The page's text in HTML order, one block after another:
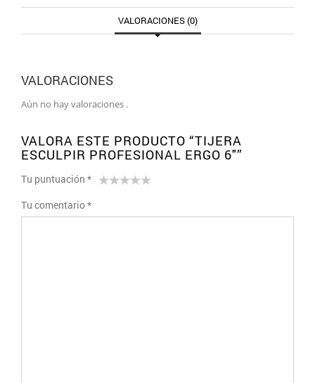
VALORACIONES (0)
VALORACIONES
Aún no hay valoraciones .
VALORA ESTE PRODUCTO “TIJERA
ESCULPIR PROFESIONAL ERGO 6″”
Tu puntuación *
de
5
estrellas
estrellas
estrellas
Tu comentario*